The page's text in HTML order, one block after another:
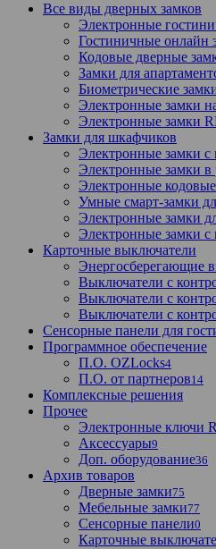
Все виды дверных замков
Электронные
Гостиничные онлайн
Кодовые дверные
Замки для
Биометрические
Электронные замки
Электронные замки
Замки для шкафчиков
Электронные замки
Электронные замки в
Электронные
Умные смарт-замки
Электронные замки
Электронные замки
Карточные выключатели
Энергосберегающие
Выключатели с
Выключатели с
Выключатели с
Сенсорные панели для
Программное обеспечение
П.О. OZLocks4
П.О. от партнеров14
Комплексные решения
Прочее
Электронные ключи
Аксессуары9
Доп. оборудование36
Архив товаров
Дверные замки75
Мебельные замки77
Сенсорные панели0
Карточные